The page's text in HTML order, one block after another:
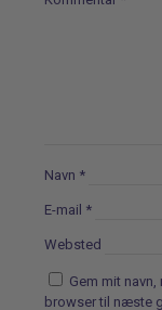
Navn *
E-mail *
Websted
Gem mit
browser til næste